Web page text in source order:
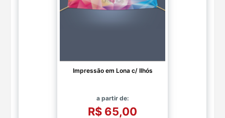
Impressão em Lona c/ Ilhós
a partir de:
R$ 65,00